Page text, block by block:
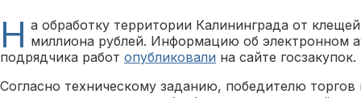
Н а обработку территории Калининграда от
миллиона рублей. Информацию об электронном
подрядчика работ опубликовали на сайте госзакупок.
Согласно техническому заданию, победителю